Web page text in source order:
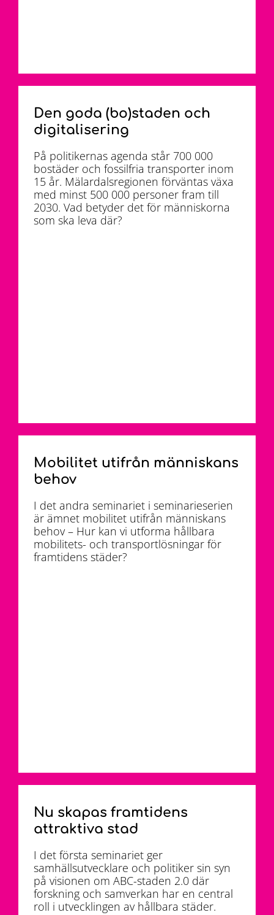
Den goda (bo)staden och
digitalisering
På politikernas agenda står 700 000
bostäder och fossilfria transporter inom
15 år. Mälardalsregionen förväntas växa
med minst 500 000 personer fram till
2030. Vad betyder det för människorna
som ska leva där?
Mobilitet utifrån människans
behov
I det andra seminariet i seminarieserien
är ämnet mobilitet utifrån människans
behov – Hur kan vi utforma hållbara
mobilitets- och transportlösningar för
framtidens städer?
Nu skapas framtidens
attraktiva stad
I det första seminariet ger
samhällsutvecklare och politiker sin syn
på visionen om ABC-staden 2.0 där
forskning och samverkan har en central
roll i utvecklingen av hållbara städer.